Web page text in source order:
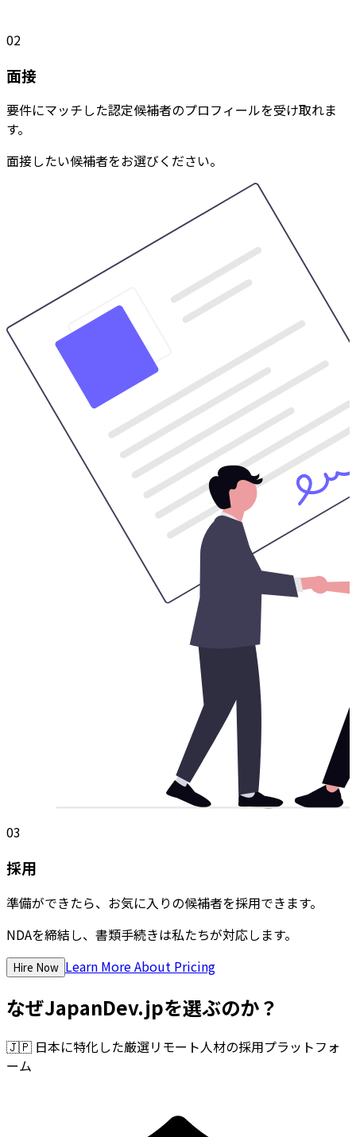
02
面接
要件にマッチした認定候補者のプロフィールを受け取れま
す。
面接したい候補者をお選びください。
03
採用
準備ができたら、お気に入りの候補者を採用できます。
NDAを締結し、書類手続きは私たちが対応します。
Hire Now Learn More About Pricing
なぜJapanDev.jpを選ぶのか？
🇯🇵 日本に特化した厳選リモート人材の採用プラットフォ
ーム